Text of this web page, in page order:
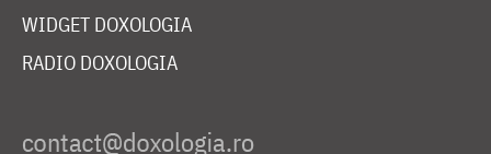
WIDGET DOXOLOGIA
RADIO DOXOLOGIA